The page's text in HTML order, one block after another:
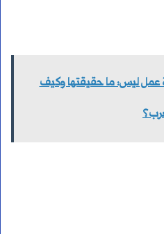
عمل ليس: ما حقيقتها وكيف